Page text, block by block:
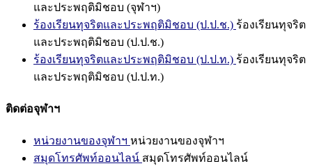
และประพฤติมิชอบ (จุฬาฯ)
ร้องเรียนทุจริตและประพฤติมิชอบ (ป.ป.ช.) ร้องเรียนทุจริต
และประพฤติมิชอบ (ป.ป.ช.)
ร้องเรียนทุจริตและประพฤติมิชอบ (ป.ป.ท.) ร้องเรียนทุจริต
และประพฤติมิชอบ (ป.ป.ท.)
ติดต่อจุฬาฯ
หน่วยงานของจุฬาฯ หน่วยงานของจุฬาฯ
สมุดโทรศัพท์ออนไลน์ สมุดโทรศัพท์ออนไลน์